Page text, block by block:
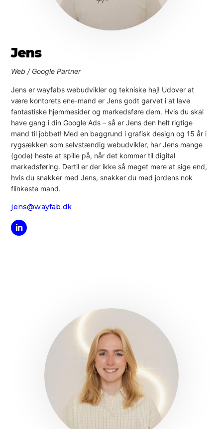
Jens
Web / Google Partner
Jens er wayfabs webudvikler og tekniske haj! Udover at
være kontorets ene-mand er Jens godt garvet i at lave
fantastiske hjemmesider og markedsføre dem. Hvis du skal
have gang i din Google Ads – så er Jens den helt rigtige
mand til jobbet! Med en baggrund i grafisk design og 15 år i
rygsækken som selvstændig webudvikler, har Jens mange
(gode) heste at spille på, når det kommer til digital
markedsføring. Dertil er der ikke så meget mere at sige end,
hvis du snakker med Jens, snakker du med jordens nok
flinkeste mand.
jens@wayfab.dk